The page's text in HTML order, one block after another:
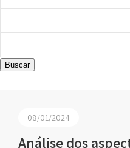
Buscar
08/01/2024
Análise dos